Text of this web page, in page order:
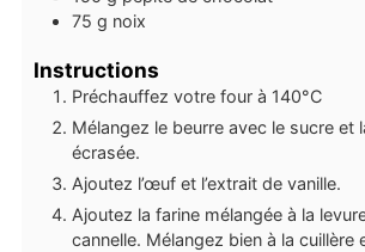
75 g noix
Instructions
Préchauffez votre four à 140°C
Mélangez le beurre avec le sucre et
écrasée.
Ajoutez l’œuf et l’extrait de vanille.
Ajoutez la farine mélangée à la
cannelle. Mélangez bien à la cuillère